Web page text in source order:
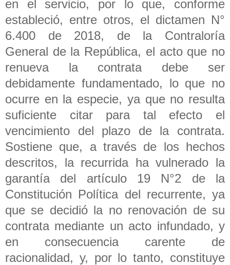
en el servicio, por lo que, conforme
estableció, entre otros, el dictamen N°
6.400 de 2018, de la Contraloría
General de la República, el acto que no
renueva la contrata debe ser
debidamente fundamentado, lo que no
ocurre en la especie, ya que no resulta
suficiente citar para tal efecto el
vencimiento del plazo de la contrata.
Sostiene que, a través de los hechos
descritos, la recurrida ha vulnerado la
garantía del artículo 19 N°2 de la
Constitución Política del recurrente, ya
que se decidió la no renovación de su
contrata mediante un acto infundado, y
en consecuencia carente de
racionalidad, y, por lo tanto, constituye